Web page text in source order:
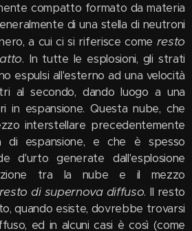
compatto formato da materia
di una stella di neutroni
a cui ci si riferisce come resto
. In tutte le esplosioni, gli strati
espulsi all'esterno ad una velocità
al secondo, dando luogo a una
in espansione. Questa nube, che
interstellare precedentemente
di espansione, e che è spesso
d'urto generate dall'esplosione
tra la nube e il mezzo
resto di supernova diffuso. Il resto
quando esiste, dovrebbe trovarsi
ed in alcuni casi è così (come